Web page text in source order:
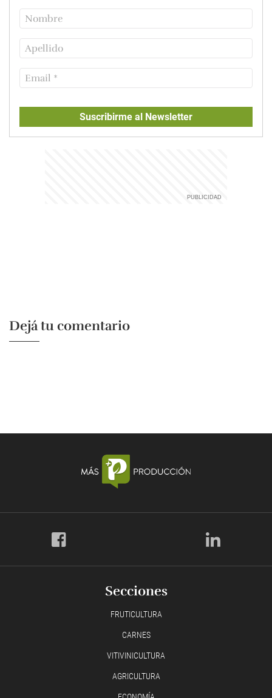
Suscribirme al Newsletter
Dejá tu comentario
Secciones
FRUTICULTURA
CARNES
VITIVINICULTURA
AGRICULTURA